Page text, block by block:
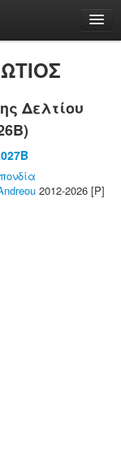
Δελτίου
2012-2026 [P]